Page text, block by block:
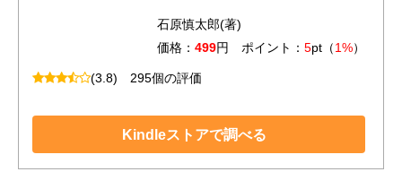
石原慎太郎(著)
価格： 499円 ポイント： 5pt（1%）
(3.8) 295個の評価
Kindleストアで調べる